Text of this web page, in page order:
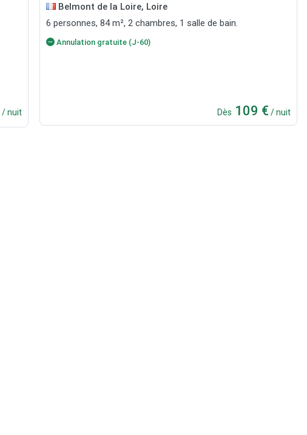
/ nuit
Belmont de la Loire, Loire
6 personnes, 84 m², 2 chambres, 1 salle de bain.
Annulation gratuite (J-60)
Dès 109 € / nuit